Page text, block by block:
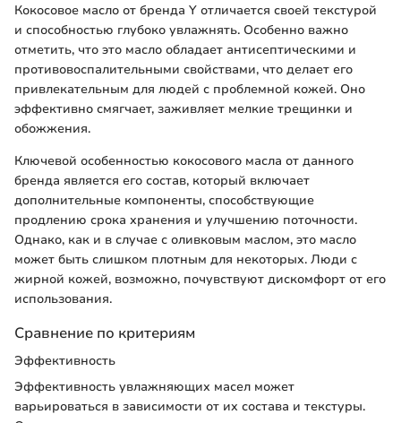
Кокосовое масло от бренда Y отличается своей текстурой
и способностью глубоко увлажнять. Особенно важно
отметить, что это масло обладает антисептическими и
противовоспалительными свойствами, что делает его
привлекательным для людей с проблемной кожей. Оно
эффективно смягчает, заживляет мелкие трещинки и
обожжения.
Ключевой особенностью кокосового масла от данного
бренда является его состав, который включает
дополнительные компоненты, способствующие
продлению срока хранения и улучшению поточности.
Однако, как и в случае с оливковым маслом, это масло
может быть слишком плотным для некоторых. Люди с
жирной кожей, возможно, почувствуют дискомфорт от его
использования.
Сравнение по критериям
Эффективность
Эффективность увлажняющих масел может
варьироваться в зависимости от их состава и текстуры.